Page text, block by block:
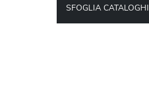
SFOGLIA CATALOGHI